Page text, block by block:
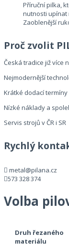
Příruční pilka,
nutnosti upínat
Zaoblenější
Proč zvolit
Česká tradice již více
Nejmodernější
Krátké dodací termíny
Nízké náklady a
Servis strojů v ČR i SR
Rychlý
metal@pilana.cz
573 328 374
Volba
Druh řezaného
materiálu